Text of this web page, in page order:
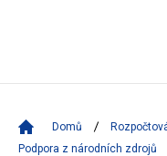
Domů
Podpora z národních zdrojů